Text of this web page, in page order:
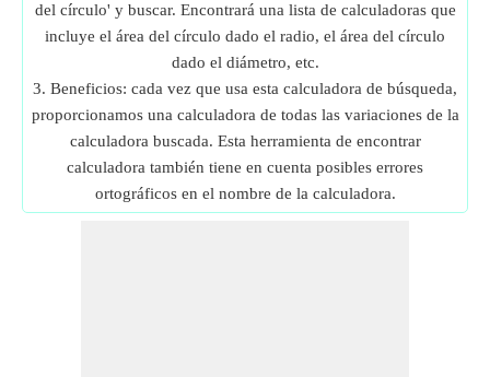
del círculo' y buscar. Encontrará una lista de calculadoras que
incluye el área del círculo dado el radio, el área del círculo
dado el diámetro, etc.
3. Beneficios: cada vez que usa esta calculadora de búsqueda,
proporcionamos una calculadora de todas las variaciones de la
calculadora buscada. Esta herramienta de encontrar
calculadora también tiene en cuenta posibles errores
ortográficos en el nombre de la calculadora.